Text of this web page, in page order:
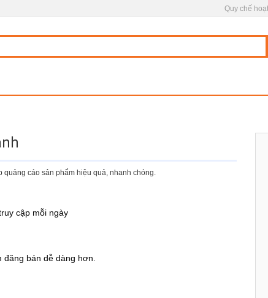
Quy chế
cáo sản phẩm hiệu quả, nhanh chóng.
cập mỗi ngày
bán dễ dàng hơn.